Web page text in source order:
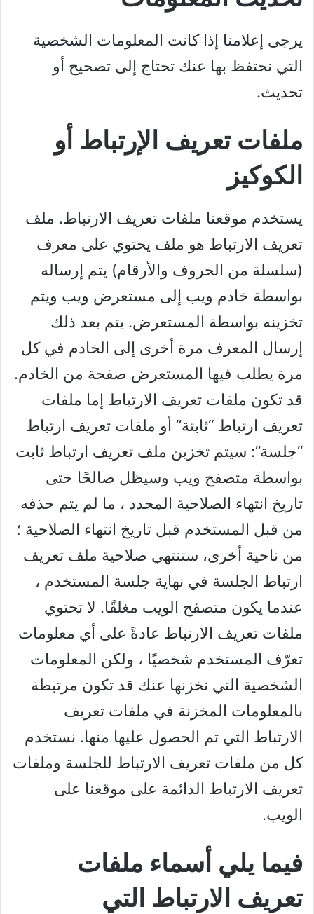
يرجى إعلامنا إذا كانت المعلومات الشخصية
التي نحتفظ بها عنك تحتاج إلى تصحيح أو
تحديث.
ملفات تعريف الإرتباط أو
الكوكيز
يستخدم موقعنا ملفات تعريف الارتباط. ملف
تعريف الارتباط هو ملف يحتوي على معرف
(سلسلة من الحروف والأرقام) يتم إرساله
بواسطة خادم ويب إلى مستعرض ويب ويتم
تخزينه بواسطة المستعرض. يتم بعد ذلك
إرسال المعرف مرة أخرى إلى الخادم في كل
مرة يطلب فيها المستعرض صفحة من الخادم.
قد تكون ملفات تعريف الارتباط إما ملفات
تعريف ارتباط “ثابتة” أو ملفات تعريف ارتباط
“جلسة”: سيتم تخزين ملف تعريف ارتباط ثابت
بواسطة متصفح ويب وسيظل صالحًا حتى
تاريخ انتهاء الصلاحية المحدد ، ما لم يتم حذفه
من قبل المستخدم قبل تاريخ انتهاء الصلاحية ؛
من ناحية أخرى، ستنتهي صلاحية ملف تعريف
ارتباط الجلسة في نهاية جلسة المستخدم ،
عندما يكون متصفح الويب مغلقًا. لا تحتوي
ملفات تعريف الارتباط عادةً على أي معلومات
تعرّف المستخدم شخصيًا ، ولكن المعلومات
الشخصية التي نخزنها عنك قد تكون مرتبطة
بالمعلومات المخزنة في ملفات تعريف
الارتباط التي تم الحصول عليها منها. نستخدم
كل من ملفات تعريف الارتباط للجلسة وملفات
تعريف الارتباط الدائمة على موقعنا على
الويب.
فيما يلي أسماء ملفات
تعريف الارتباط التي